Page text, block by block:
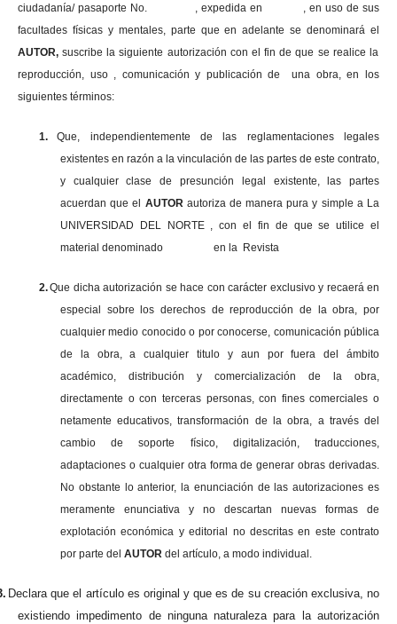
ciudadanía/ pasaporte No. , expedida en , en uso de sus
facultades físicas y mentales, parte que en adelante se denominará el
AUTOR,suscribe la siguiente autorización con el fin de que se realice la
reproducción, uso , comunicación y publicación de una obra, en los
siguientes términos:
1.
Que, independientemente de las reglamentaciones legales
existentes en razón a la vinculación de las partes de este contrato,
y cualquier clase de presunción legal existente, las partes
acuerdan que el AUTOR autoriza de manera pura y simple a La
UNIVERSIDAD DEL NORTE , con el fin de que se utilice el
material denominado en la Revista
2.Que dicha autorización se hace con carácter exclusivo y recaerá en
especial sobre los derechos de reproducción de la obra, por
cualquier medio conocido o por conocerse, comunicación pública
de la obra, a cualquier titulo y aun por fuera del ámbito
académico, distribución y comercialización de la obra,
directamente o con terceras personas, con fines comerciales o
netamente educativos, transformación de la obra, a través del
cambio de soporte físico, digitalización, traducciones,
adaptaciones o cualquier otra forma de generar obras derivadas.
No obstante lo anterior, la enunciación de las autorizaciones es
meramente enunciativa y no descartan nuevas formas de
explotación económica y editorial no descritas en este contrato
por parte del AUTORdel artículo, a modo individual.
Declara que el artículo es original y que es de su creación exclusiva, no
existiendo impedimento de ninguna naturaleza para la autorización